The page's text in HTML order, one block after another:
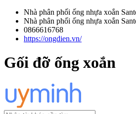
Nhà phân phối ống nhựa xoắn
Nhà phân phối ống nhựa xoắn
0866616768
https://ongdien.vn/
Gối đỡ ống xoắn